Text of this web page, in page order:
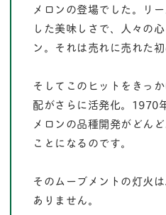
メロンの登場でした。リ
した美味しさで、人々の
ン。それは売れに売れた
そしてこのヒットをきっ
配がさらに活発化。1970
メロンの品種開発がどん
ことになるのです。
そのムーブメントの灯火
ありません。